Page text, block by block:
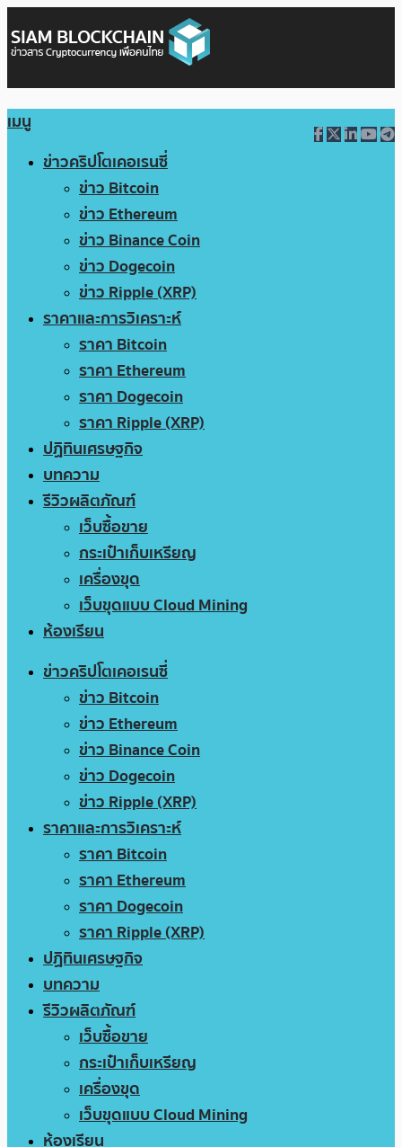
เมนู
ข่าวคริปโตเคอเรนซี่
ข่าว Bitcoin
ข่าว Ethereum
ข่าว Binance Coin
ข่าว Dogecoin
ข่าว Ripple (XRP)
ราคาและการวิเคราะห์
ราคา Bitcoin
ราคา Ethereum
ราคา Dogecoin
ราคา Ripple (XRP)
ปฏิทินเศรษฐกิจ
บทความ
รีวิวผลิตภัณฑ์
เว็บซื้อขาย
กระเป๋าเก็บเหรียญ
เครื่องขุด
เว็บขุดแบบ Cloud Mining
ห้องเรียน
ข่าวคริปโตเคอเรนซี่
ข่าว Bitcoin
ข่าว Ethereum
ข่าว Binance Coin
ข่าว Dogecoin
ข่าว Ripple (XRP)
ราคาและการวิเคราะห์
ราคา Bitcoin
ราคา Ethereum
ราคา Dogecoin
ราคา Ripple (XRP)
ปฏิทินเศรษฐกิจ
บทความ
รีวิวผลิตภัณฑ์
เว็บซื้อขาย
กระเป๋าเก็บเหรียญ
เครื่องขุด
เว็บขุดแบบ Cloud Mining
ห้องเรียน